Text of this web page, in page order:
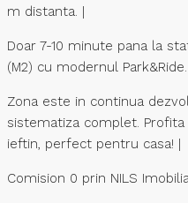
m distanta. |
​Doar 7-10 minute pana la
(M2) cu modernul
​Zona este in continua
sistematiza complet.
ieftin, perfect pentru casa! |
​Comision 0 prin NILS